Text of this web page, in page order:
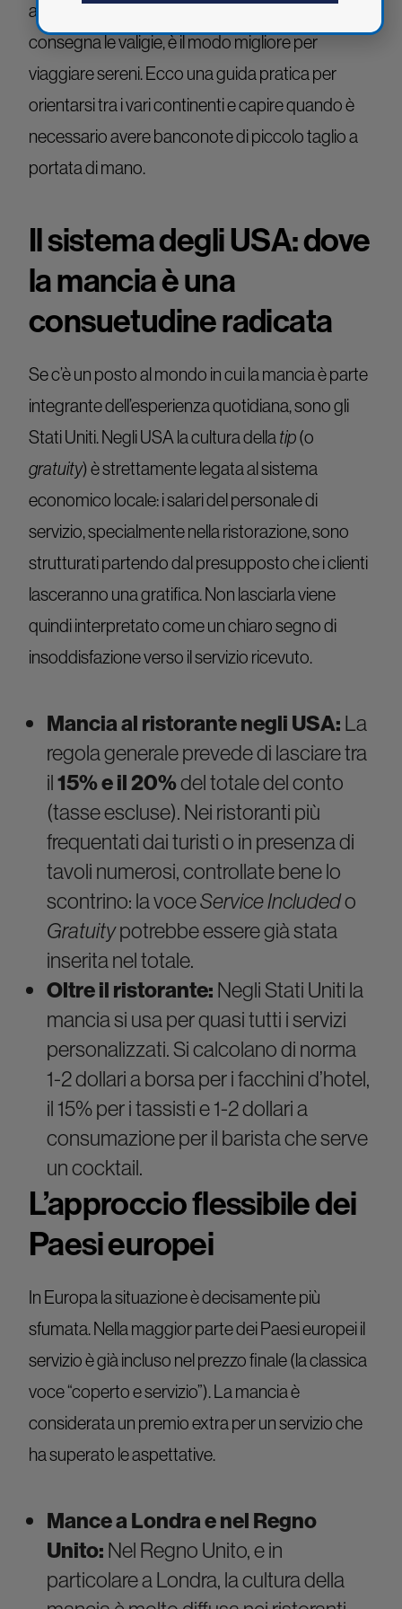
al ristorante, o quando il facchino dell’hotel
consegna le valigie, è il modo migliore per
viaggiare sereni. Ecco una guida pratica per
orientarsi tra i vari continenti e capire quando è
necessario avere banconote di piccolo taglio a
portata di mano.
Il sistema degli USA: dove
la mancia è una
consuetudine radicata
Se c’è un posto al mondo in cui la mancia è parte
integrante dell’esperienza quotidiana, sono gli
Stati Uniti. Negli USA la cultura dellatip(o
gratuity) è strettamente legata al sistema
economico locale: i salari del personale di
servizio, specialmente nella ristorazione, sono
strutturati partendo dal presupposto che i clienti
lasceranno una gratifica. Non lasciarla viene
quindi interpretato come un chiaro segno di
insoddisfazione verso il servizio ricevuto.
Mancia al ristorante negli USA: La
regola generale prevede di lasciare tra
il15% e il 20%del totale del conto
(tasse escluse). Nei ristoranti più
frequentati dai turisti o in presenza di
tavoli numerosi, controllate bene lo
scontrino: la voceService Includedo
Gratuitypotrebbe essere già stata
inserita nel totale.
Oltre il ristorante: Negli Stati Uniti la
mancia si usa per quasi tutti i servizi
personalizzati. Si calcolano di norma
1-2 dollari a borsa per i facchini d’hotel,
il 15% per i tassisti e 1-2 dollari a
consumazione per il barista che serve
un cocktail.
L’approccio flessibile dei
Paesi europei
In Europa la situazione è decisamente più
sfumata. Nella maggior parte dei Paesi europei il
servizio è già incluso nel prezzo finale (la classica
voce “coperto e servizio”). La mancia è
considerata un premio extra per un servizio che
ha superato le aspettative.
Mance a Londra e nel Regno
Unito: Nel Regno Unito, e in
particolare a Londra, la cultura della